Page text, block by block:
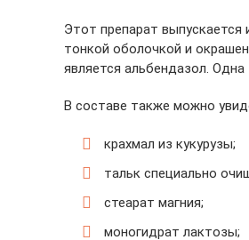
Этот препарат
тонкой оболочкой и
является альбендазол.
В составе также можно
крахмал из кукурузы;
тальк специально
стеарат магния;
моногидрат лактозы;